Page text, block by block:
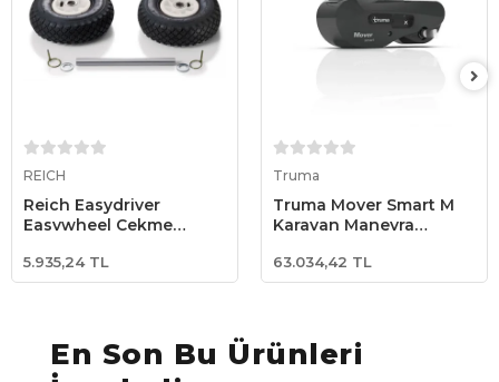
REICH
Reich Easydriver
Easywheel Çekme
Tekerlek Seti
5.935,24 TL
Truma
Truma Mover Smart M
Karavan Manevra
2000 kg
63.034,42 TL
En Son Bu Ürünleri